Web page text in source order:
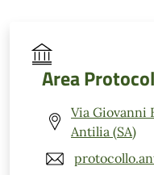
Area
Via Giovanni
Antilia (SA)